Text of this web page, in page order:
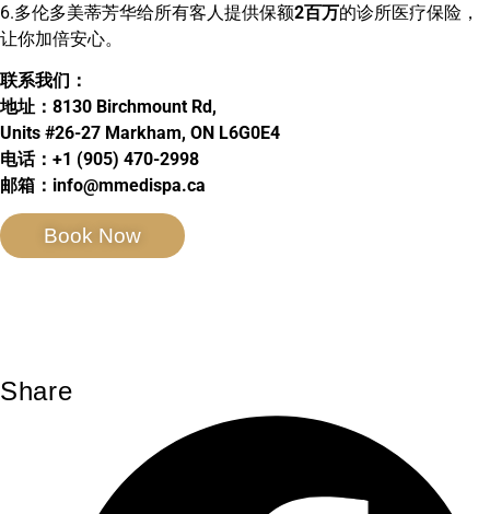
6.多伦多美蒂芳华给所有客人提供保额2百万的诊所医疗保险，
让你加倍安心。
联系我们：
地址：8130 Birchmount Rd,
Units #26-27 Markham, ON L6G0E4
电话：+1 (905) 470-2998
邮箱：info@mmedispa.ca
Book Now
Share